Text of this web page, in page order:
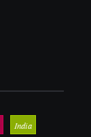
India